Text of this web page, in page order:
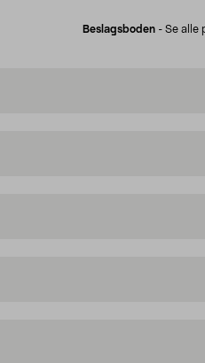
Beslagsboden - Se alle